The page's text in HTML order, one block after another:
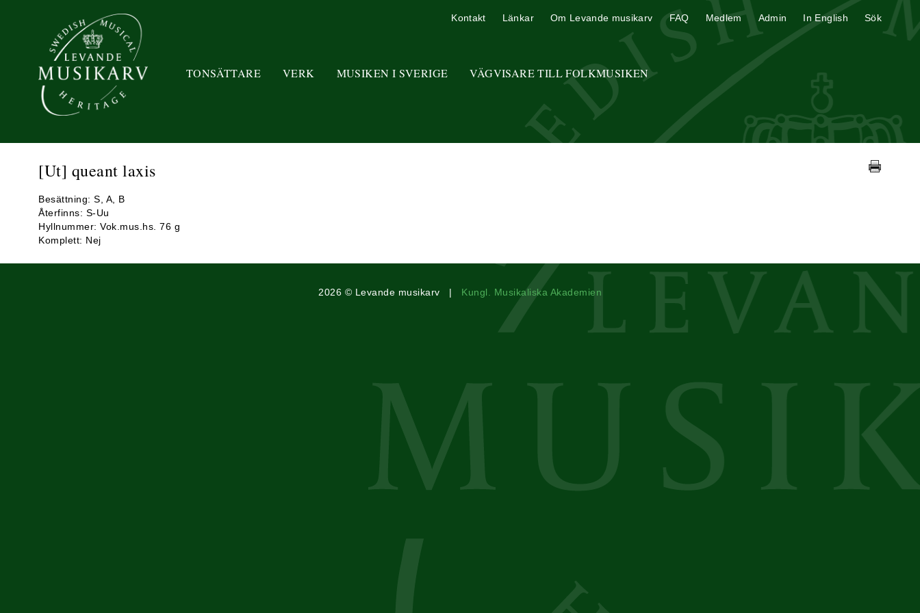
TONSÄTTARE VERK MUSIKEN I SVERIGE VÄGVISARE TILL FOLKMUSIKEN
Kontakt Länkar Om Levande musikarv FAQ Medlem Admin In English Sök
[Ut] queant laxis
Besättning: S, A, B
Återfinns: S-Uu
Hyllnummer: Vok.mus.hs. 76 g
Komplett: Nej
2026 © Levande musikarv | Kungl. Musikaliska Akademien